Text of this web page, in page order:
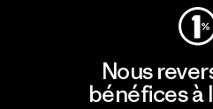
Nous
bénéfices à